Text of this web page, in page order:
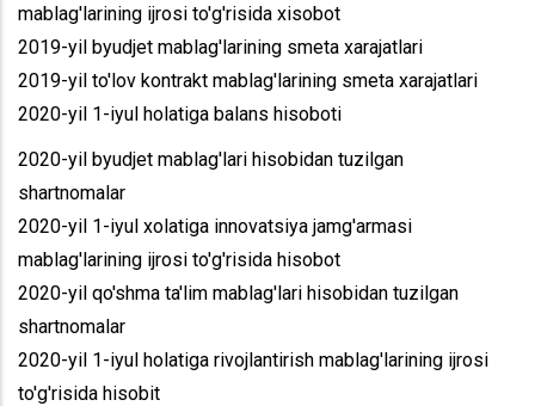
mablag'larining ijrosi to'g'risida xisobot
2019-yil byudjet mablag'larining smeta xarajatlari
2019-yil to'lov kontrakt mablag'larining smeta xarajatlari
2020-yil 1-iyul holatiga balans hisoboti
2020-yil byudjet mablag'lari hisobidan tuzilgan
shartnomalar
2020-yil 1-iyul xolatiga innovatsiya jamg'armasi
mablag'larining ijrosi to'g'risida hisobot
2020-yil qo'shma ta'lim mablag'lari hisobidan tuzilgan
shartnomalar
2020-yil 1-iyul holatiga rivojlantirish mablag'larining ijrosi
to'g'risida hisobit